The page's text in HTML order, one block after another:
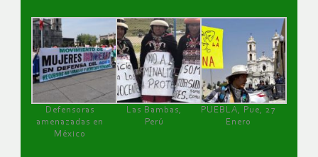
Defensoras
amenazadas en
México
Las Bambas,
Perú
PUEBLA, Pue, 27
Enero